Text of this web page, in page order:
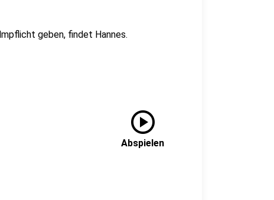
geben, findet Hannes.
play_circle
Abspielen